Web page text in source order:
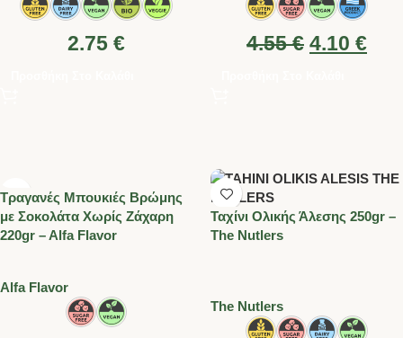
2.75 € 4.55€ 4.10 €
Τραγανές Μπουκιές Βρώμης
με Σοκολάτα Χωρίς Ζάχαρη
220gr – Alfa Flavor
Alfa Flavor
Ταχίνι Ολικής Άλεσης 250gr –
The Nutlers
Τhe Nutlers